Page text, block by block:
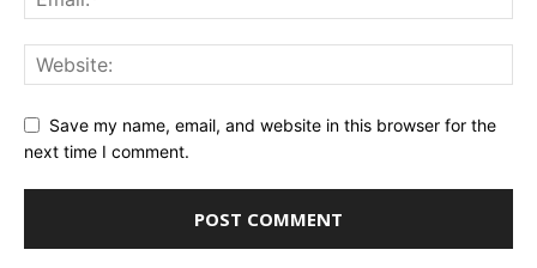
Save my name, email, and website in this browser for the
next time I comment.